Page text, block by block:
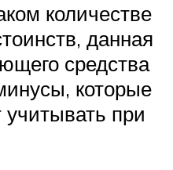
количестве
данная
средства
которые
учитывать при